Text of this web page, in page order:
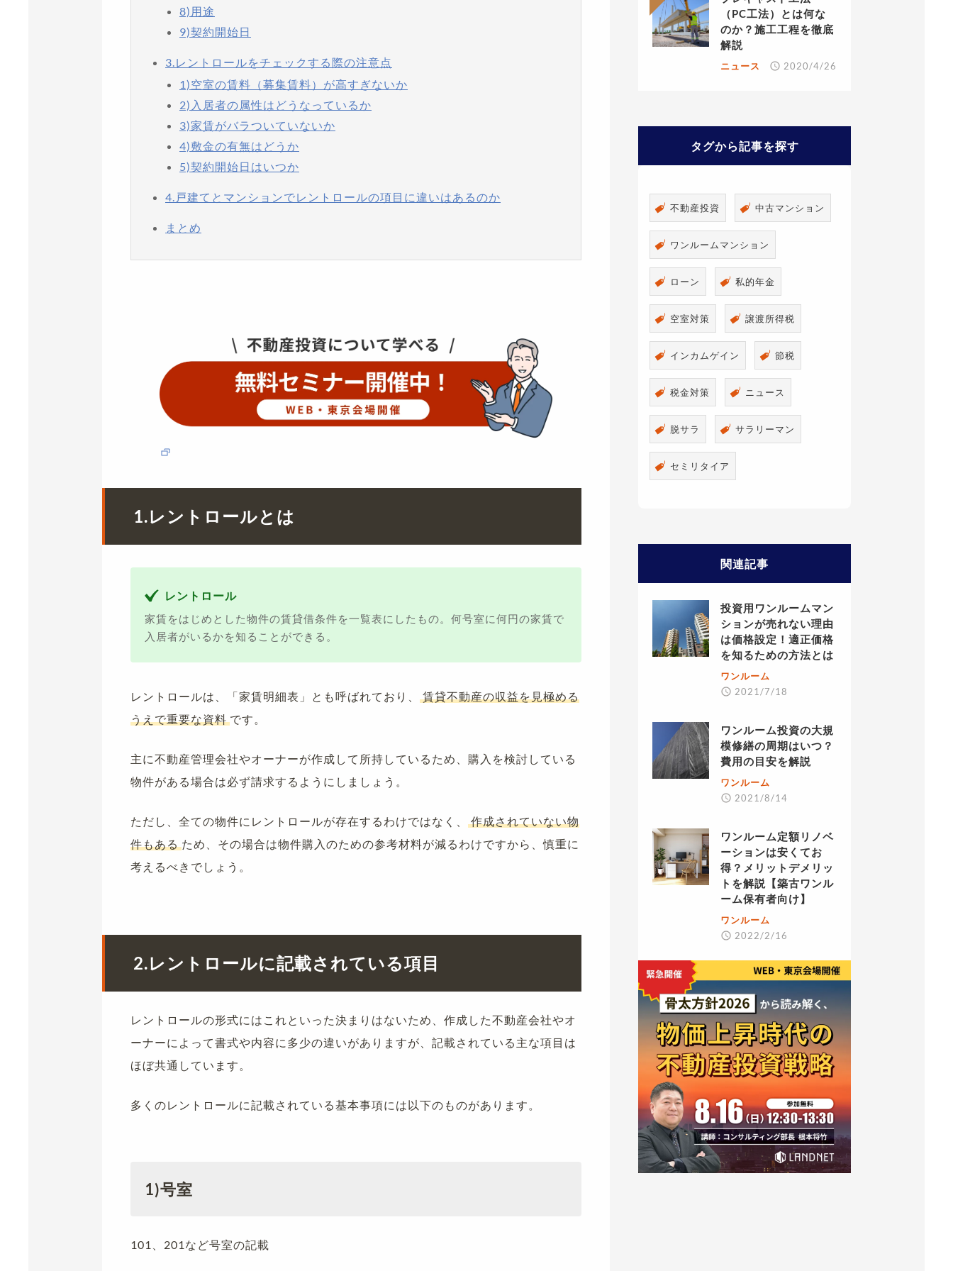
8)用途
9)契約開始日
3.レントロールをチェックする際の注意点
1)空室の賃料（募集賃料）が高すぎないか
2)入居者の属性はどうなっているか
3)家賃がバラついていないか
4)敷金の有無はどうか
5)契約開始日はいつか
4.戸建てとマンションでレントロールの項目に違いはあるのか
まとめ
1.レントロールとは
レントロール
家賃をはじめとした物件の賃貸借条件を一覧表にしたもの。何号室に何円の家賃で
入居者がいるかを知ることができる。
レントロールは、「家賃明細表」とも呼ばれており、
賃貸不動産の収益を見極める
うえで重要な資料 です。
主に不動産管理会社やオーナーが作成して所持しているため、購入を検討している
物件がある場合は必ず請求するようにしましょう。
ただし、全ての物件にレントロールが存在するわけではなく、
作成されていない物
件もある ため、その場合は物件購入のための参考材料が減るわけですから、慎重に
考えるべきでしょう。
2.レントロールに記載されている項目
レントロールの形式にはこれといった決まりはないため、作成した不動産会社やオ
ーナーによって書式や内容に多少の違いがありますが、記載されている主な項目は
ほぼ共通しています。
多くのレントロールに記載されている基本事項には以下のものがあります。
1)号室
101、201など号室の記載
（PC工法）とは何な
のか？施工工程を徹底
解説
ニュース 2020/4/26
タグから記事を探す
不動産投資 中古マンション
ワンルームマンション
ローン 私的年金
空室対策 譲渡所得税
インカムゲイン 節税
税金対策 ニュース
脱サラ サラリーマン
セミリタイア
関連記事
投資用ワンルームマン
ションが売れない理由
は価格設定！適正価格
を知るための方法とは
ワンルーム
2021/7/18
ワンルーム投資の大規
模修繕の周期はいつ？
費用の目安を解説
ワンルーム
2021/8/14
ワンルーム定額リノベ
ーションは安くてお
得？メリットデメリッ
トを解説【築古ワンル
ーム保有者向け】
ワンルーム
2022/2/16